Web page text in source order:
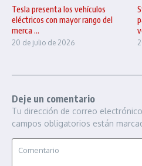
Tesla presenta los vehículos
eléctricos con mayor rango del
merca ...
20 de julio de 2026
Deje un comentario
Tu dirección de correo
campos obligatorios están